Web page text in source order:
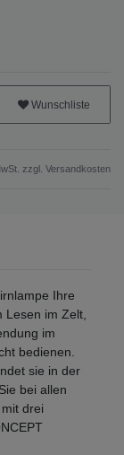
Wunschliste
zzgl. Versandkosten
Ihre
im Zelt,
im
bedienen.
sie in der
bei allen
drei